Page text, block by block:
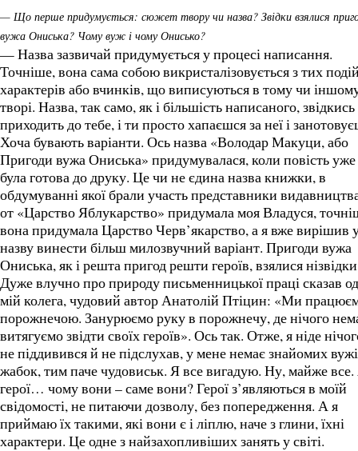
— Що перше придумується: сюжет твору чи назва? Звідки взялися
вужа Ониська? Чому вуж і чому Онисько?
— Назва зазвичай придумується у процесі написання.
Точніше, вона сама собою викристалізовується з тих
характерів або вчинків, що виписуються в тому чи
творі. Назва, так само, як і більшість написаного, звідкись
приходить до тебе, і ти просто хапаєшся за неї і
Хоча бувають варіанти. Ось назва «Володар Макуци, або
Пригоди вужа Ониська» придумувалася, коли повість уже
була готова до друку. Це чи не єдина назва книжки, в
обдумуванні якої брали участь представники
от «Царство Яблукарство» придумала моя Владуся,
вона придумала Царство Черв’якарство, а я вже вирішив
назву винести більш милозвучний варіант. Пригоди вужа
Ониська, як і решта пригод решти героїв, взялися
Дуже влучно про природу письменницької праці сказав
мій колега, чудовий автор Анатолій Птіцин: «Ми
порожнечою. Занурюємо руку в порожнечу, де нічого
витягуємо звідти своїх героїв». Ось так. Отже, я ніде
не піддивився й не підслухав, у мене немає знайомих
жабок, тим паче чудовиськ. Я все вигадую. Ну, майже
герої… чому вони – саме вони? Герої з’являються в моїй
свідомості, не питаючи дозволу, без попередження. А я
приймаю їх такими, які вони є і ліплю, наче з глини, їхні
характери. Це одне з найзахопливіших занять у світі.